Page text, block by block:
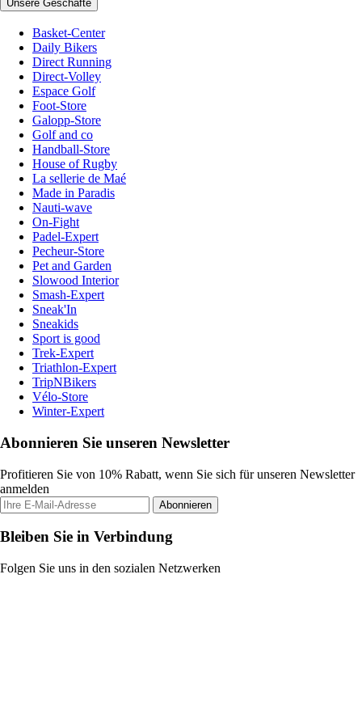
Unsere Geschäfte
Basket-Center
Daily Bikers
Direct Running
Direct-Volley
Espace Golf
Foot-Store
Galopp-Store
Golf and co
Handball-Store
House of Rugby
La sellerie de Maé
Made in Paradis
Nauti-wave
On-Fight
Padel-Expert
Pecheur-Store
Pet and Garden
Slowood Interior
Smash-Expert
Sneak'In
Sneakids
Sport is good
Trek-Expert
Triathlon-Expert
TripNBikers
Vélo-Store
Winter-Expert
Abonnieren Sie unseren Newsletter
Profitieren Sie von 10% Rabatt, wenn Sie sich für unseren Newsletter
anmelden
Abonnieren
Bleiben Sie in Verbindung
Folgen Sie uns in den sozialen Netzwerken